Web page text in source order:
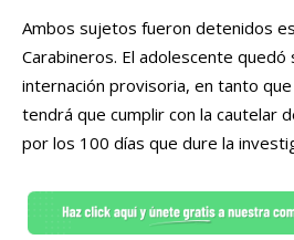
Ambos sujetos fueron detenidos
Carabineros. El adolescente
internación provisoria, en tanto
tendrá que cumplir con la cautelar
por los 100 días que dure la